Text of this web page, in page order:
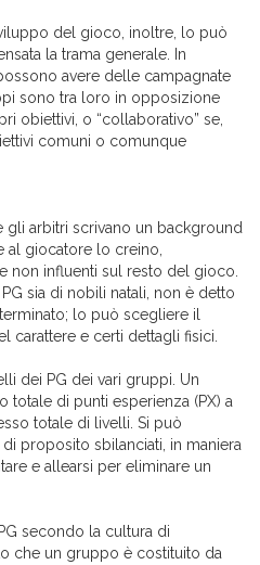
del gioco, inoltre, lo può
la trama generale. In
avere delle campagnate
sono tra loro in opposizione
obiettivi, o “collaborativo” se,
comuni o comunque
gli arbitri scrivano un background
al giocatore lo creino,
non influenti sul resto del gioco.
sia di nobili natali, non è detto
lo può scegliere il
carattere e certi dettagli fisici.
dei PG dei vari gruppi. Un
totale di punti esperienza (PX) a
totale di livelli. Si può
proposito sbilanciati, in maniera
e allearsi per eliminare un
secondo la cultura di
che un gruppo è costituito da